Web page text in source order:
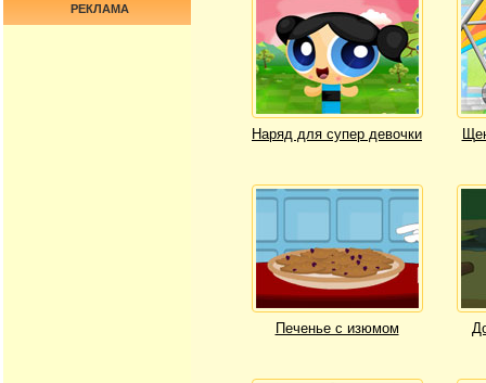
Наряд для супер девочки
Печенье с изюмом
РЕКЛАМА